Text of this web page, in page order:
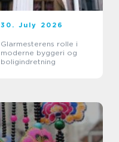
30. July 2026
Glarmesterens rolle i
moderne byggeri og
boligindretning